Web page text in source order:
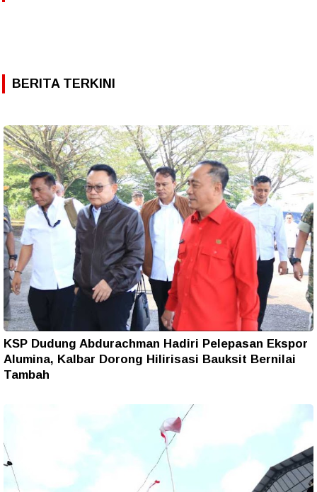
BERITA TERKINI
KSP Dudung Abdurachman Hadiri Pelepasan Ekspor
Alumina, Kalbar Dorong Hilirisasi Bauksit Bernilai
Tambah